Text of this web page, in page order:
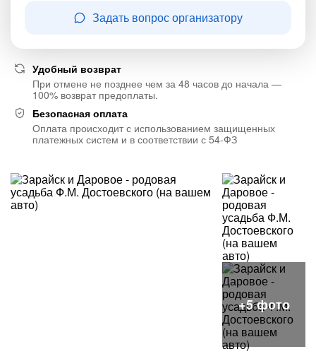
Задать вопрос организатору
Удобный возврат
При отмене не позднее чем за 48 часов до начала —
100% возврат предоплаты.
Безопасная оплата
Оплата происходит с использованием защищенных
платежных систем и в соответствии с 54-ФЗ